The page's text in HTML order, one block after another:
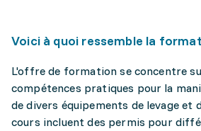
Voici à quoi ressemble la
L'offre de formation se concentre
compétences pratiques pour la
de divers équipements de levage et
cours incluent des permis pour